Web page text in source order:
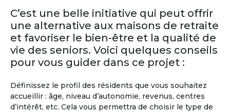
C’est une belle initiative qui peut offrir
une alternative aux maisons de retraite
et favoriser le bien-être et la qualité de
vie des seniors. Voici quelques conseils
pour vous guider dans ce projet :
Définissez le profil des résidents que vous souhaitez
accueillir : âge, niveau d’autonomie, revenus, centres
d’intérêt, etc. Cela vous permettra de choisir le type de
RetraiteMalte
Malte bénéficie d’un climat avantageux toute
l’année, avec 300 jours d’ensoleillement par an.
La Valette à Malte, où plusieurs nationalités se
côtoient, apparaît dans les premiers rangs des
pays où il fait bon y passer sa retraite. D’ailleurs
Malte dispose également d’un système de
santé performant. L’anglais est la deuxième
langue nationale.